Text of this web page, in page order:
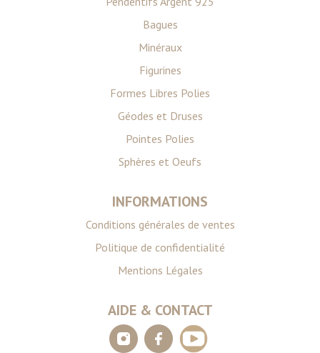
Bagues
Minéraux
Figurines
Formes Libres Polies
Géodes et Druses
Pointes Polies
Sphères et Oeufs
INFORMATIONS
Conditions générales de ventes
Politique de confidentialité
Mentions Légales
AIDE & CONTACT